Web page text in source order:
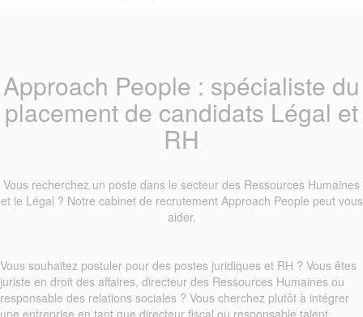
Approach People : spécialiste du
placement de candidats Légal et
RH
Vous recherchez un poste dans le secteur des Ressources Humaines
et le Légal ? Notre cabinet de recrutement Approach People peut vous
aider.
Vous souhaitez postuler pour des postes juridiques et RH ? Vous êtes
juriste en droit des affaires, directeur des Ressources Humaines ou
responsable des relations sociales ? Vous cherchez plutôt à intégrer
une entreprise en tant que directeur fiscal ou responsable talent